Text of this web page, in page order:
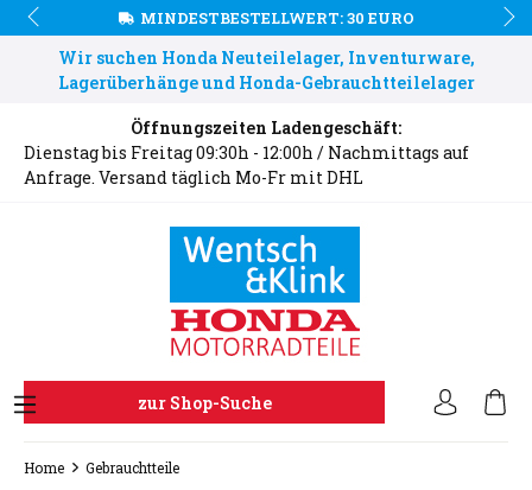
MINDESTBESTELLWERT: 30 EURO
Wir suchen Honda Neuteilelager, Inventurware,
Lagerüberhänge und Honda-Gebrauchtteilelager
Öffnungszeiten Ladengeschäft:
Dienstag bis Freitag 09:30h - 12:00h / Nachmittags auf
Anfrage. Versand täglich Mo-Fr mit DHL
zur Shop-Suche
Home Gebrauchtteile